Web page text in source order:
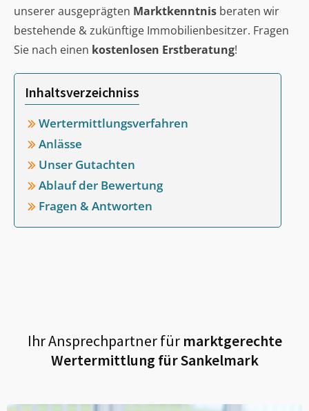
unserer ausgeprägten Marktkenntnis beraten wir
bestehende & zukünftige Immobilienbesitzer. Fragen
Sie nach einen kostenlosen Erstberatung!
Inhaltsverzeichniss
Wertermittlungsverfahren
Anlässe
Unser Gutachten
Ablauf der Bewertung
Fragen & Antworten
Ihr Ansprechpartner fürmarktgerechte
Wertermittlung fürSankelmark